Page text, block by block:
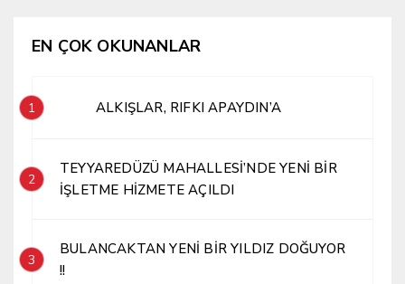
EN ÇOK OKUNANLAR
1 ALKIŞLAR, RIFKI APAYDIN’A
2
TEYYAREDÜZÜ MAHALLESİ’NDE YENİ BİR
İŞLETME HİZMETE AÇILDI
3
BULANCAKTAN YENİ BİR YILDIZ DOĞUYOR
!!